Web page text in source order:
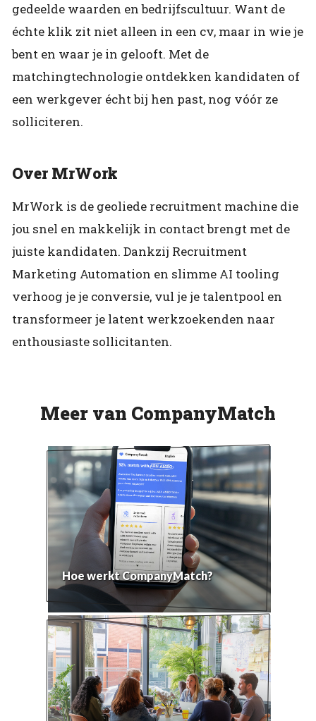
gedeelde waarden en bedrijfscultuur. Want de
échte klik zit niet alleen in een cv, maar in wie je
bent en waar je in gelooft. Met de
matchingtechnologie ontdekken kandidaten of
een werkgever écht bij hen past, nog vóór ze
solliciteren.
Over MrWork
MrWork is de geoliede recruitment machine die
jou snel en makkelijk in contact brengt met de
juiste kandidaten. Dankzij Recruitment
Marketing Automation en slimme AI tooling
verhoog je je conversie, vul je je talentpool en
transformeer je latent werkzoekenden naar
enthousiaste sollicitanten.
Meer van CompanyMatch
Hoe werkt CompanyMatch?